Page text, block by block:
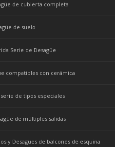
de cubierta completa
de suelo
Serie de Desagüe
compatibles con cerámica
de tipos especiales
de múltiples salidas
y Desagües de balcones de esquina